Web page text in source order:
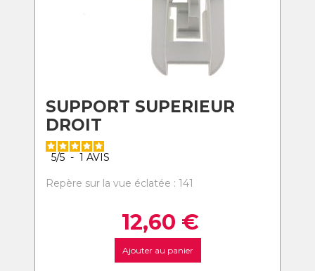
SUPPORT SUPERIEUR
DROIT
5/5 - 1 AVIS
Repère sur la vue éclatée : 141
12,60 €
Ajouter au panier